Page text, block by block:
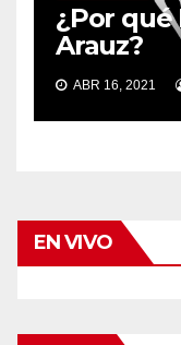
¿Por qué
Arauz?
ABR 16, 2021
EN VIVO